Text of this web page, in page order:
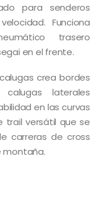
para senderos
Funciona
trasero
en el frente.
crea bordes
laterales
en las curvas
trail versátil que se
carreras de cross
montaña.